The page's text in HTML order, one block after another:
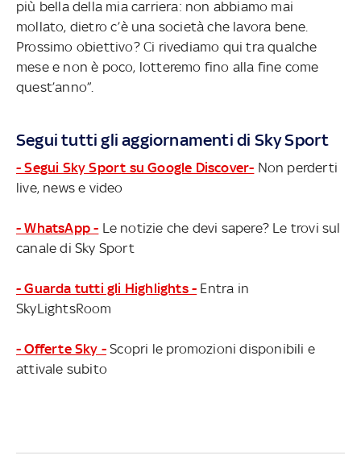
più bella della mia carriera: non abbiamo mai
mollato, dietro c’è una società che lavora bene.
Prossimo obiettivo? Ci rivediamo qui tra qualche
mese e non è poco, lotteremo fino alla fine come
quest’anno”.
Segui tutti gli aggiornamenti di Sky Sport
- Segui Sky Sport su Google Discover- Non perderti
live, news e video
- WhatsApp - Le notizie che devi sapere? Le trovi sul
canale di Sky Sport
- Guarda tutti gli Highlights - Entra in
SkyLightsRoom
- Offerte Sky - Scopri le promozioni disponibili e
attivale subito